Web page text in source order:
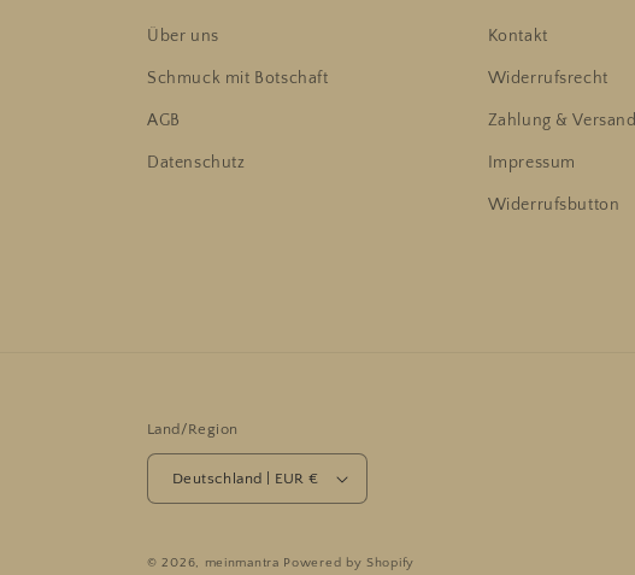
Über uns
Schmuck mit Botschaft
AGB
Datenschutz
Kontakt
Widerrufsrecht
Zahlung & Versand
Impressum
Widerrufsbutton
Land/Region
Deutschland | EUR €
© 2026, meinmantra Powered by Shopify